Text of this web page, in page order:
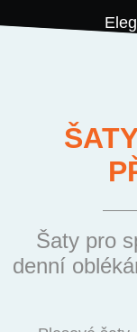
Šaty pro
denní